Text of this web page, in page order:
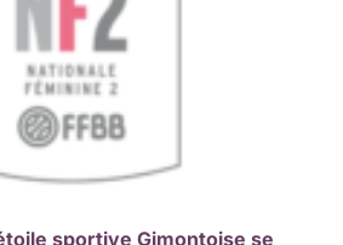
sportive Gimontoise se